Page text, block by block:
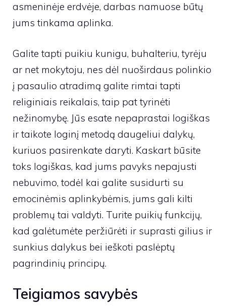
asmeninėje erdvėje, darbas namuose būtų
jums tinkama aplinka.
Galite tapti puikiu kunigu, buhalteriu, tyrėju
ar net mokytoju, nes dėl nuoširdaus polinkio
į pasaulio atradimą galite rimtai tapti
religiniais reikalais, taip pat tyrinėti
nežinomybę. Jūs esate nepaprastai logiškas
ir taikote loginį metodą daugeliui dalykų,
kuriuos pasirenkate daryti. Kaskart būsite
toks logiškas, kad jums pavyks nepajusti
nebuvimo, todėl kai galite susidurti su
emocinėmis aplinkybėmis, jums gali kilti
problemų tai valdyti. Turite puikių funkcijų,
kad galėtumėte peržiūrėti ir suprasti gilius ir
sunkius dalykus bei ieškoti paslėptų
pagrindinių principų.
Teigiamos savybės